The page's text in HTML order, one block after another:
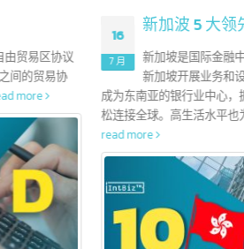
16
7 月
新加波 5 大领先银行和
新加坡是国际金融中心。政府的政
新加坡开展业务和设立分支机构。
成为东南亚的银行业中心，拥有200多家银
松连接全球。高生活水平也为金融机构创造
read more